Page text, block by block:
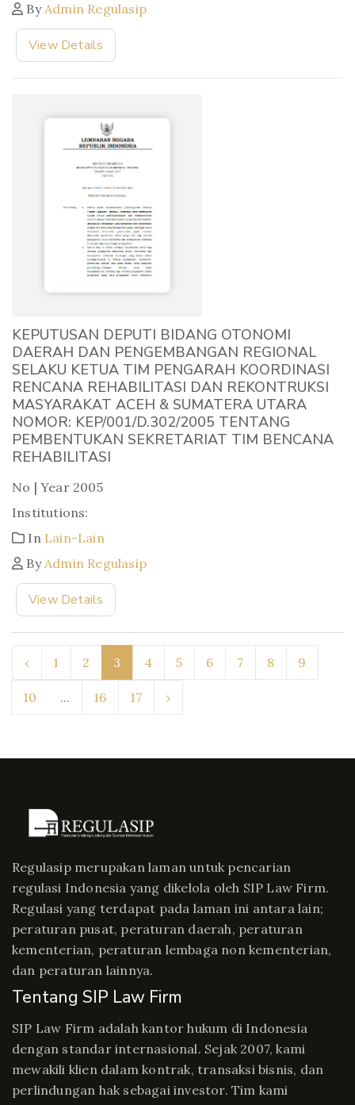
ByAdmin Regulasip
View Details
KEPUTUSAN DEPUTI BIDANG OTONOMI
DAERAH DAN PENGEMBANGAN REGIONAL
SELAKU KETUA TIM PENGARAH KOORDINASI
RENCANA REHABILITASI DAN REKONTRUKSI
MASYARAKAT ACEH & SUMATERA UTARA
NOMOR: KEP/001/D.302/2005 TENTANG
PEMBENTUKAN SEKRETARIAT TIM BENCANA
REHABILITASI
No | Year 2005
Institutions:
In Lain-Lain
ByAdmin Regulasip
View Details
‹ 1 2 3 4 5 6 7 8 9
10 ... 16 17 ›
Regulasip merupakan laman untuk pencarian
regulasi Indonesia yang dikelola oleh SIP Law Firm.
Regulasi yang terdapat pada laman ini antara lain;
peraturan pusat, peraturan daerah, peraturan
kementerian, peraturan lembaga non kementerian,
dan peraturan lainnya.
Tentang SIP Law Firm
SIP Law Firm adalah kantor hukum di Indonesia
dengan standar internasional. Sejak 2007, kami
mewakili klien dalam kontrak, transaksi bisnis, dan
perlindungan hak sebagai investor. Tim kami